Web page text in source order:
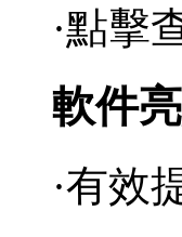
·點擊
軟件
·有效